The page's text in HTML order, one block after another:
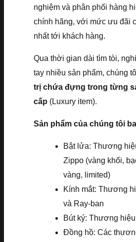
nghiệm và phân phối hàng
chính hãng, với mức ưu đãi
nhất tới khách hàng.
Qua thời gian dài tìm tòi,
tay nhiều sản phẩm, chúng
trị chứa đựng trong từng
cấp (Luxury item).
Sản phẩm của chúng tôi
Bật lửa: Thương
Zippo (vàng khối,
vàng, limited)
Kính mắt: Thương
và Ray-ban
Bút ký: Thương
Đồng hồ: Các